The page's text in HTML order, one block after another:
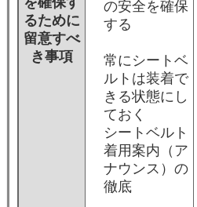
るために
留意すべ
き事項
の安全を確保
する
常にシートベ
ルトは装着で
きる状態にし
ておく
シートベルト
着用案内（ア
ナウンス）の
徹底